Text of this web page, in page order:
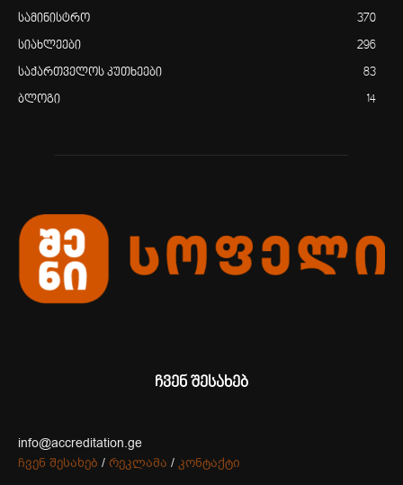
სამინისტრო 370
სიახლეები 296
საქართველოს კუთხეები 83
ბლოგი 14
ჩვენ შესახებ
info@accreditation.ge
ჩვენ შესახებ / რეკლამა / კონტაქტი